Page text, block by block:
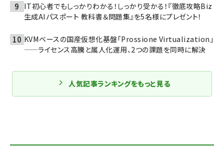
IT初心者でもしっかりわかる！しっかり受かる！『徹底攻略Biz
生成AIパスポート 教科書＆問題集』を5名様にプレゼント！
KVMベースの国産仮想化基盤「Prossione Virtualization」
——ライセンス高騰と属人化運用、2つの課題を同時に解決
人気記事ランキングをもっと見る